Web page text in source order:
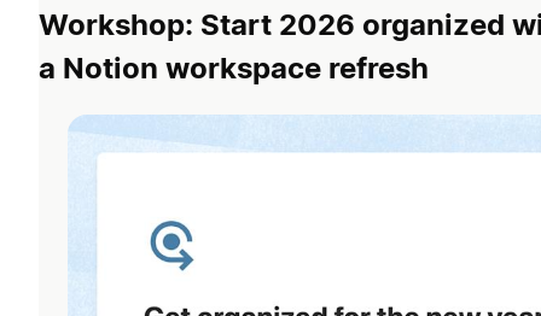
Workshop: Start 2026 organized
a Notion workspace refresh